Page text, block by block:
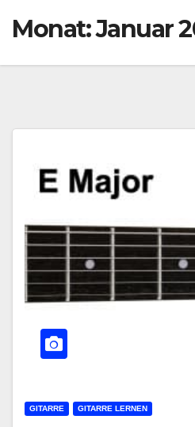
Monat:Januar
GITARRE GITARRE LERNEN